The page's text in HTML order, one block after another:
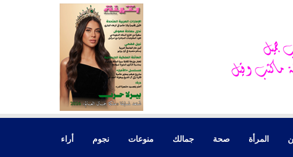
المرأة صحة جمالك منوعات نجوم أراء